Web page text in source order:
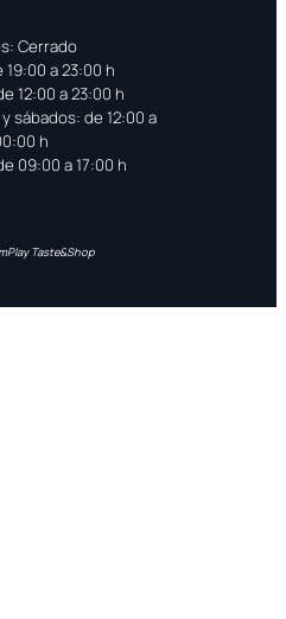
Cerrado
a 23:00 h
12:00 a 23:00 h
sábados: de 12:00 a
h
09:00 a 17:00 h
Taste&Shop